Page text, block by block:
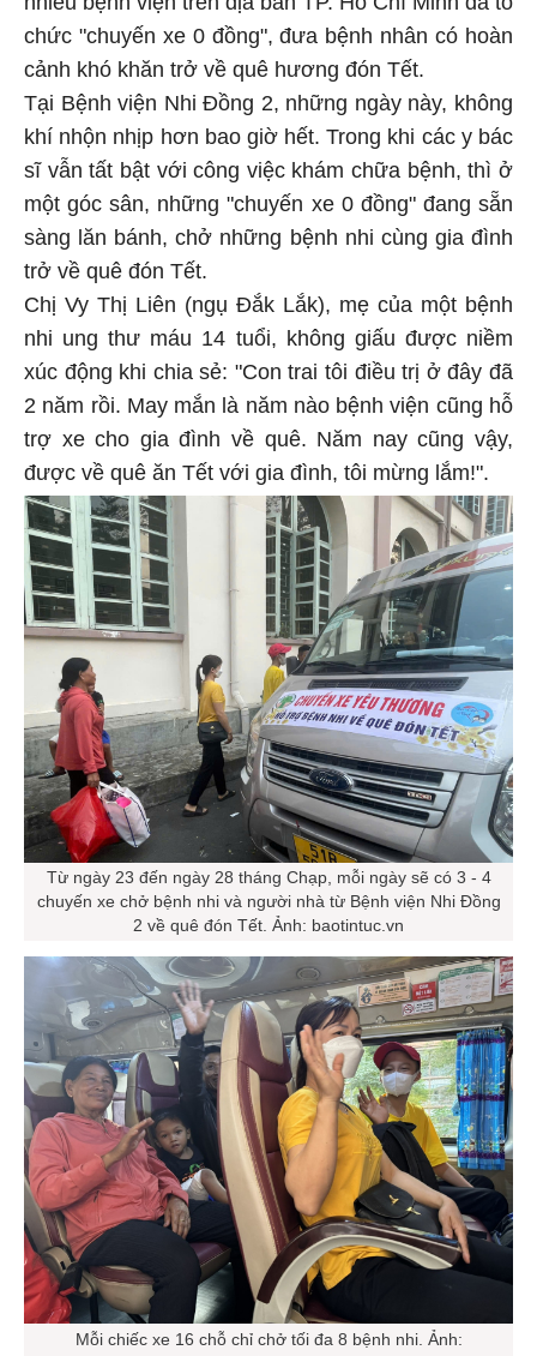
nhiều bệnh viện trên địa bàn TP. Hồ Chí Minh đã tổ
chức "chuyến xe 0 đồng", đưa bệnh nhân có hoàn
cảnh khó khăn trở về quê hương đón Tết.
Tại Bệnh viện Nhi Đồng 2, những ngày này, không
khí nhộn nhịp hơn bao giờ hết. Trong khi các y bác
sĩ vẫn tất bật với công việc khám chữa bệnh, thì ở
một góc sân, những "chuyến xe 0 đồng" đang sẵn
sàng lăn bánh, chở những bệnh nhi cùng gia đình
trở về quê đón Tết.
Chị Vy Thị Liên (ngụ Đắk Lắk), mẹ của một bệnh
nhi ung thư máu 14 tuổi, không giấu được niềm
xúc động khi chia sẻ: "Con trai tôi điều trị ở đây đã
2 năm rồi. May mắn là năm nào bệnh viện cũng hỗ
trợ xe cho gia đình về quê. Năm nay cũng vậy,
được về quê ăn Tết với gia đình, tôi mừng lắm!".
Từ ngày 23 đến ngày 28 tháng Chạp, mỗi ngày sẽ có 3 - 4
chuyến xe chở bệnh nhi và người nhà từ Bệnh viện Nhi Đồng
2 về quê đón Tết. Ảnh: baotintuc.vn
Mỗi chiếc xe 16 chỗ chỉ chở tối đa 8 bệnh nhi. Ảnh: